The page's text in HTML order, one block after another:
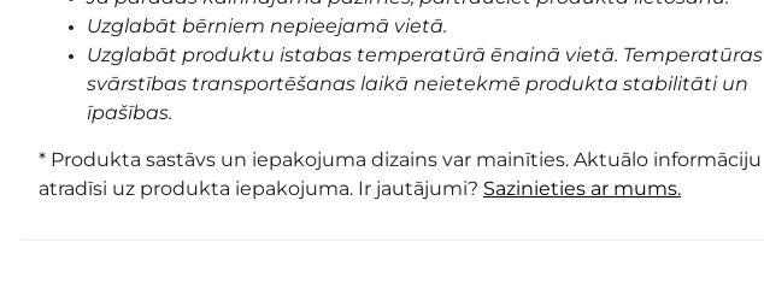
Uzglabāt bērniem nepieejamā vietā.
Uzglabāt produktu istabas temperatūrā ēnainā vietā. Temperatūras
svārstības transportēšanas laikā neietekmē produkta stabilitāti un
īpašības.
* Produkta sastāvs un iepakojuma dizains var mainīties. Aktuālo informāciju
atradīsi uz produkta iepakojuma. Ir jautājumi? Sazinieties ar mums.